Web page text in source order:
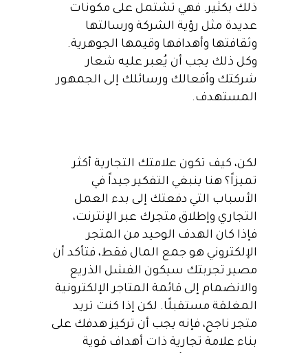
ذلك بكثير. فهي تشتمل على مكونات
عديدة مثل رؤية الشركة ورسالتها
وثقافتها وأهدافها وقيمها الجوهرية.
وكل ذلك يجب أن يُعبر عليه شعار
شركتك وأفعالك ورسائلك إلى الجمهور
المستهدف.
لكن، كيف تكون علامتك التجارية أكثر
تميزاً؟ هنا ينبغي التفكير جيداً في
الأسباب التي دفعتك إلى بدء العمل
التجاري وإطلاق متجرك عبر الإنترنت،
فإذا كان الهدف الوحيد من المتجر
الإلكتروني هو جمع المال فقط، فتأكد أن
مصير تجربتك سيكون الفشل الذريع
والانضمام إلى قائمة المتاجر الإلكترونية
المغلقة مستقبلًا. لكن إذا كنت تريد
متجر ناجح، فإنه يجب أن تركيز هدفك على
بناء علامة تجارية ذات أهداف قوية